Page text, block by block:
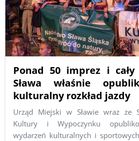
Ponad 50 imprez i
Sława właśnie
kulturalny rozkład jazdy
Urząd Miejski w Sławie wraz ze
Kultury i Wypoczynku
wydarzeń kulturalnych i